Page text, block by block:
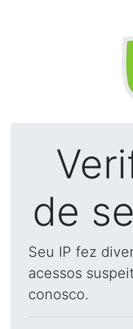
de
Seu IP fez
acessos
conosco.